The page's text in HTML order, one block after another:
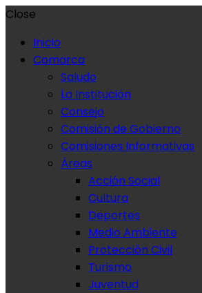
Close
Inicio
Comarca
Saludo
La Institución
Consejo
Comisión de Gobierno
Comisiones Informativas
Áreas
Acción Social
Cultura
Deportes
Medio Ambiente
Protección Civil
Turismo
Juventud